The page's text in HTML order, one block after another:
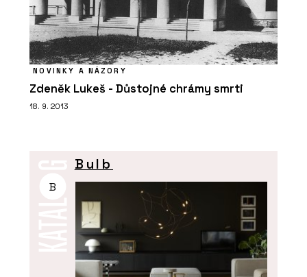
NOVINKY A NÁZORY
Zdeněk Lukeš - Důstojné chrámy smrti
18. 9. 2013
B
Bulb